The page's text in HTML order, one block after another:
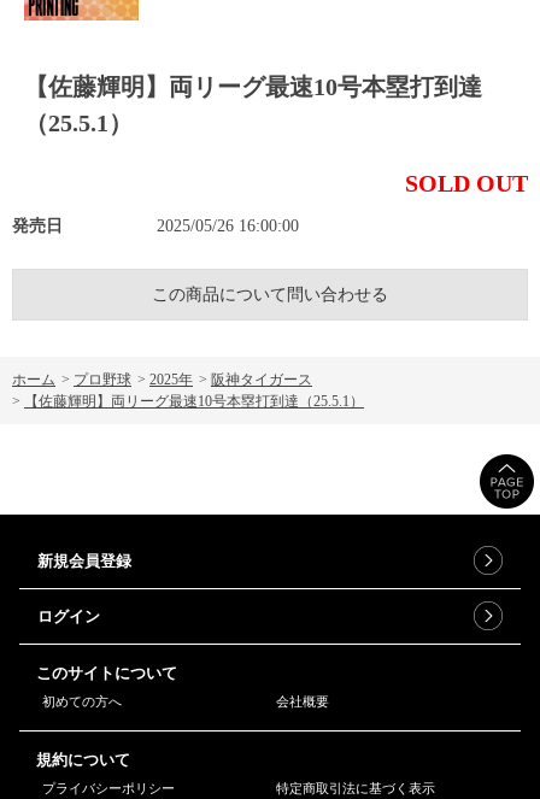
【佐藤輝明】両リーグ最速10号本塁打到達
（25.5.1）
SOLD OUT
発売日 2025/05/26 16:00:00
この商品について問い合わせる
ホーム > プロ野球 > 2025年 > 阪神タイガース
>
【佐藤輝明】両リーグ最速10号本塁打到達（25.5.1）
新規会員登録
ログイン
このサイトについて
初めての方へ 会社概要
規約について
プライバシーポリシー 特定商取引法に基づく表示